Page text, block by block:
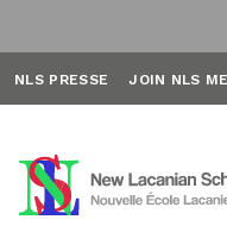
NLS PRESSE JOIN NLS